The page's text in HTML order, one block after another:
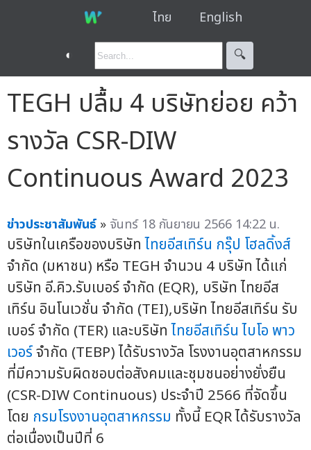
ไทย English
◐ 🔍︎
TEGH ปลื้ม 4 บริษัทย่อย คว้า
รางวัล CSR-DIW
Continuous Award 2023
ข่าวประชาสัมพันธ์ » จันทร์ 18 กันยายน 2566 14:22 น.
บริษัทในเครือของบริษัทไทยอีสเทิร์น กรุ๊ป โฮลดิ้งส์
จำกัด (มหาชน) หรือ TEGH จำนวน 4 บริษัท ได้แก่
บริษัท อี.คิว.รับเบอร์ จำกัด (EQR), บริษัท ไทยอีส
เทิร์น อินโนเวชั่น จำกัด (TEI),บริษัท ไทยอีสเทิร์น รับ
เบอร์ จำกัด (TER) และบริษัทไทยอีสเทิร์น ไบโอ พาว
เวอร์จำกัด (TEBP) ได้รับรางวัล โรงงานอุตสาหกรรม
ที่มีความรับผิดชอบต่อสังคมและชุมชนอย่างยั่งยืน
(CSR-DIW Continuous) ประจำปี 2566 ที่จัดขึ้น
โดย กรมโรงงานอุตสาหกรรม ทั้งนี้ EQR ได้รับรางวัล
ต่อเนื่องเป็นปีที่ 6